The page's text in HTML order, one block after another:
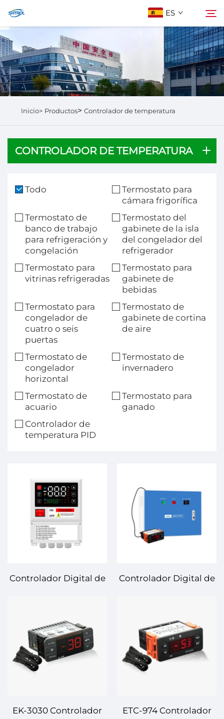
ES
Sobre Nosotros
Productos
Buscar
Inicio> Productos> Controlador de temperatura
CONTROLADOR DE TEMPERATURA
Todo
Termostato para
cámara frigorífica
Termostato de
banco de trabajo
para refrigeración y
congelación
Termostato del
gabinete de la isla
del congelador del
refrigerador
Termostato para
vitrinas refrigeradas
Termostato para
gabinete de
bebidas
Termostato para
congelador de
cuatro o seis
puertas
Termostato de
gabinete de cortina
de aire
Termostato de
congelador
horizontal
Termostato de
invernadero
Termostato de
acuario
Termostato para
ganado
Controlador de
temperatura PID
Controlador Digital de
Avanzada y Fiable de
Control de
Temperatura para Uso
Industrial y Comercial
Controlador Digital de
Temperatura de Alta
Precisión y Fiable para
Varias Aplicaciones
EK-3030 Controlador
ETC-974 Controlador